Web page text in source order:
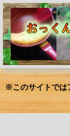
※このサイトでは